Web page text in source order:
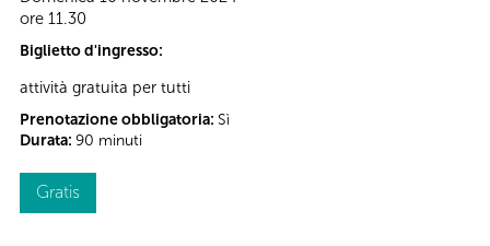
ore 11.30
Biglietto d'ingresso:
attività gratuita per tutti
Prenotazione obbligatoria: Sì
Durata: 90 minuti
Gratis